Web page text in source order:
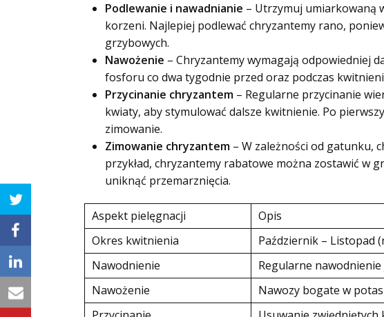
Podlewanie i nawadnianie – Utrzymuj umiarkowaną
korzeni. Najlepiej podlewać chryzantemy rano,
grzybowych.
Nawożenie – Chryzantemy wymagają odpowiedniej
fosforu co dwa tygodnie przed oraz podczas
Przycinanie chryzantem – Regularne przycinanie
kwiaty, aby stymulować dalsze kwitnienie. Po
zimowanie.
Zimowanie chryzantem – W zależności od gatunku,
przykład, chryzantemy rabatowe można zostawić w
uniknąć przemarznięcia.
Aspekt pielęgnacji
Opis
Okres kwitnienia
Październik – Listopad
Nawodnienie
Regularne
Nawożenie
Nawozy bogate w